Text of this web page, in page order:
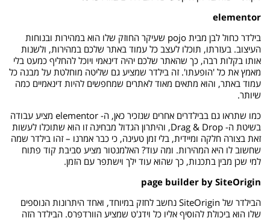
elementor
בילדר כחול לבן מבית pojo שעיקר החוזק שלו הוא במהירות ובנוחות
העיצוב. בעזרתו, תוכלו לעצב כל עמוד באתר שלכם במהירות, ולשנות
אותו בקלות רבה, כך שהאתר שלכם יהיה דינאמי ויוכל להחליף כמעט בלי
מאמץ את כל 'הופעתו'. זה בילדר שמציע גם שליטה מוחלטת על מבנה כל
עמוד באתר, והוא מתאים מאוד לאתרים שמחפשים להיות דינאמיים כמה
שיותר.
כמו שתראו גם בבילדרים אחרים שנזכיר כאן, ה- elementor מציע עבודה
בשיטת ה- Drag & Drop, והיתרון הגדול מבחינה זו הוא שתוכלו לעשות
זאת בצורה חלקה ומיידית, בלי זמן טעינה, כי כבר אמרנו – זהו בילדר שמה
שחשוב לו היא המהירות. ומה עוד? האלמנטור מציע סביבת קוד פתוח
למי שכן מבין בתכנות, כך שהוא עוד ילך וישתפר עם הזמן.
page builder by SiteOrigin
הבילדר של SiteOrigin נחשב לחזק במיוחד, ואחד היתרונות הנוספים
שלו הוא ביכולת להוסיף אליו כל וידג'ט שמציע הוורדפרס. הבילדר הזה